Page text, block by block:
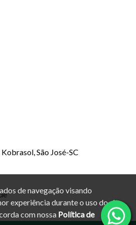
de navegação visando
experiência durante o uso do site.
com nossa Política de
São José-SC